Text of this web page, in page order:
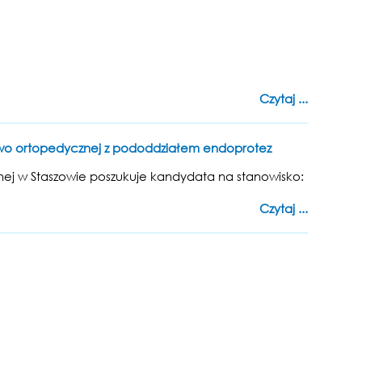
Czytaj ...
ortopedycznej z pododdziałem endoprotez
w Staszowie poszukuje kandydata na stanowisko:
Czytaj ...